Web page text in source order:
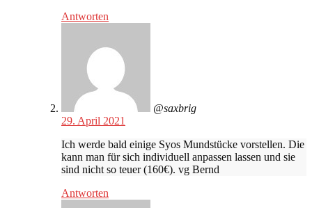
Antworten
@saxbrig
29. April 2021
Ich werde bald einige Syos Mundstücke vorstellen. Die
kann man für sich individuell anpassen lassen und sie
sind nicht so teuer (160€). vg Bernd
Antworten